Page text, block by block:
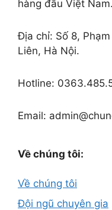
hàng đầu Việt Nam.
Địa chỉ: Số 8,
Liên, Hà Nội.
Hotline:
Email:
Về chúng tôi:
Về chúng tôi
Đội ngũ chuyên gia